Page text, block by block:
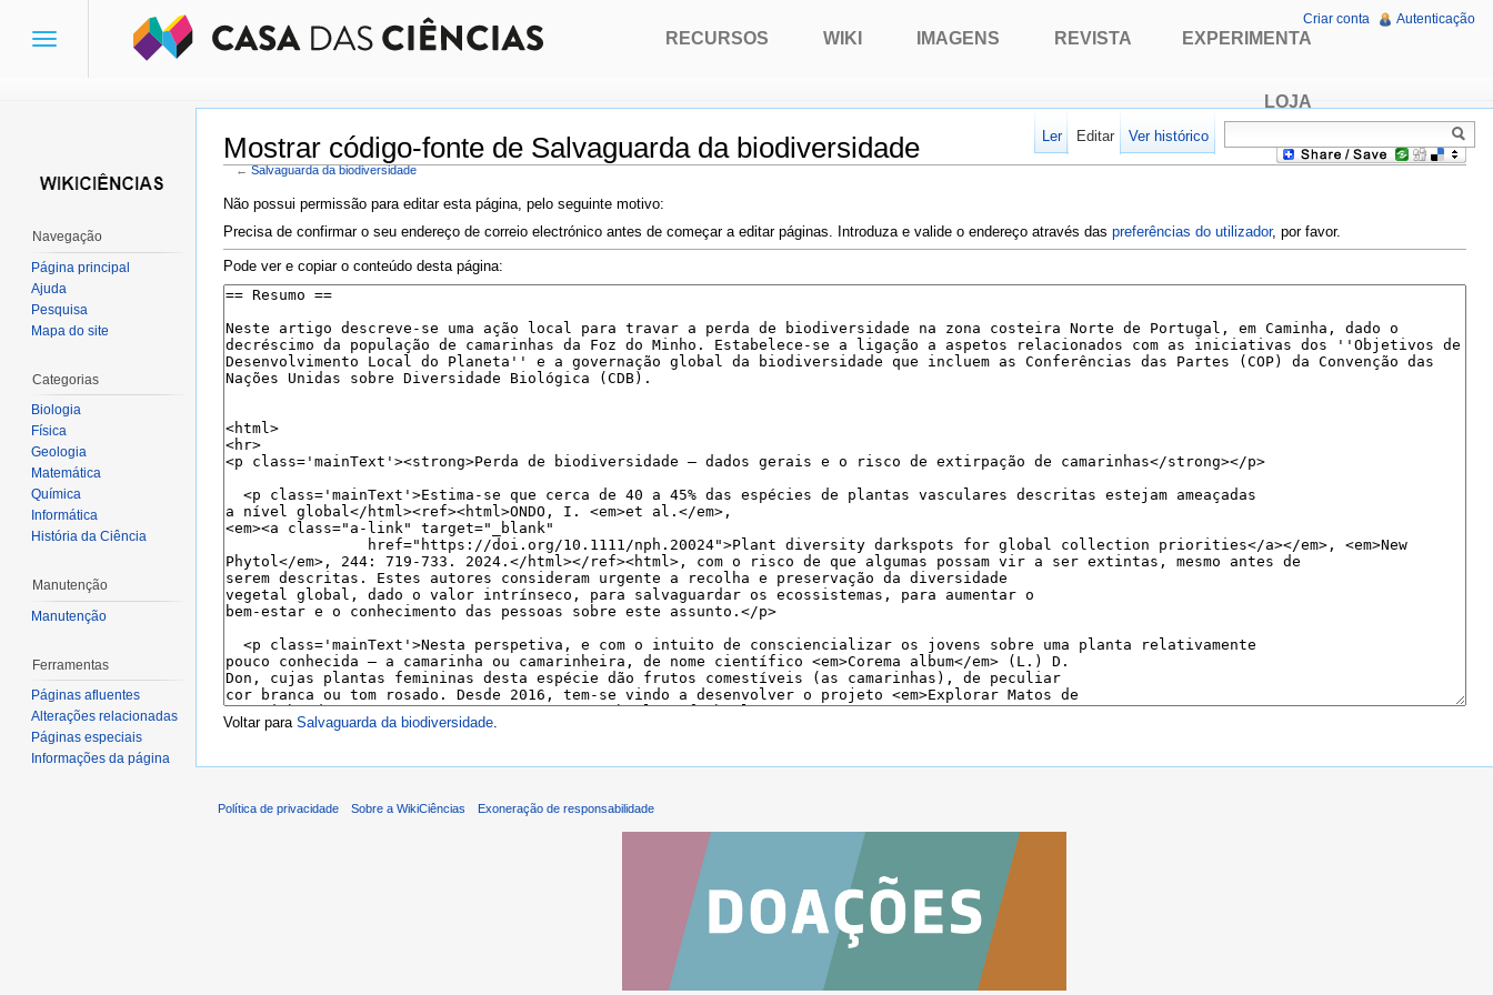
Mostrar código-fonte de Salvaguarda da biodiversidade
←Salvaguarda da biodiversidade
Não possui permissão para editar esta página, pelo seguinte motivo:
Precisa de confirmar o seu endereço de correio electrónico antes de começar a editar páginas. Introduza e valide o endereço através das preferências do utilizador, por favor.
Pode ver e copiar o conteúdo desta página:
Voltar para Salvaguarda da biodiversidade
Toggle
RECURSOS WIKI IMAGENS REVISTA EXPERIMENTA
LOJA
Criar conta Autenticação
Ler Editar Ver histórico
Navegação
Página principal
Ajuda
Pesquisa
Mapa do site
Categorias
Biologia
Física
Geologia
Matemática
Química
Informática
História da Ciência
Manutenção
Manutenção
Ferramentas
Páginas afluentes
Alterações relacionadas
Páginas especiais
Informações da página
Política de privacidade Sobre a WikiCiências Exoneração de responsabilidade